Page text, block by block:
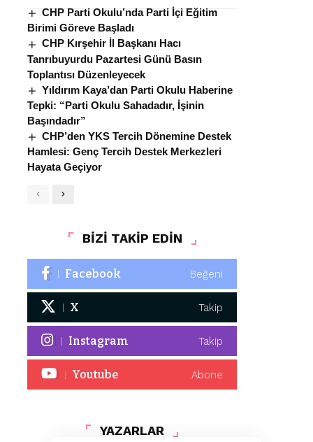
CHP Parti Okulu’nda Parti İçi Eğitim
Birimi Göreve Başladı
CHP Kırşehir İl Başkanı Hacı
Tanrıbuyurdu Pazartesi Günü Basın
Toplantısı Düzenleyecek
Yıldırım Kaya’dan Parti Okulu Haberine
Tepki: “Parti Okulu Sahadadır, İşinin
Başındadır”
CHP’den YKS Tercih Dönemine Destek
Hamlesi: Genç Tercih Destek Merkezleri
Hayata Geçiyor
BİZİ TAKİP EDİN
Facebook Beğeni
X Takip
Instagram Takip
Youtube Abone
YAZARLAR